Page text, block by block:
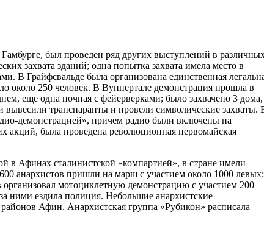
был проведен ряд других выступлений в
захвата зданий; одна попытка захвата имела место в
В Грайфсвальде была организована единственная
около 250 человек. В Вуппертале демонстрация прошла в
еще одна ночная с фейерверками; было захвачено 3 дома,
транспаранты и провели символические захваты.
демонстрацией», причем радио были включены на
акций, была проведена революционная первомайская
в Афинах сталинистской «компартией», в стране имели
анархистов пришли на марш с участием около 1000 левых;
мотоциклетную демонстрацию с участием 200
ними ездила полиция. Небольшие анархистские
Афин. Анархистская группа «Рубикон» расписала